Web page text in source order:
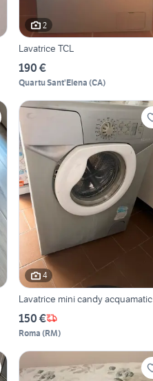
2
Lavatrice TCL
190 €
Quartu Sant'Elena (CA)
4
Lavatrice mini candy acquamatic
150 €
Roma (RM)